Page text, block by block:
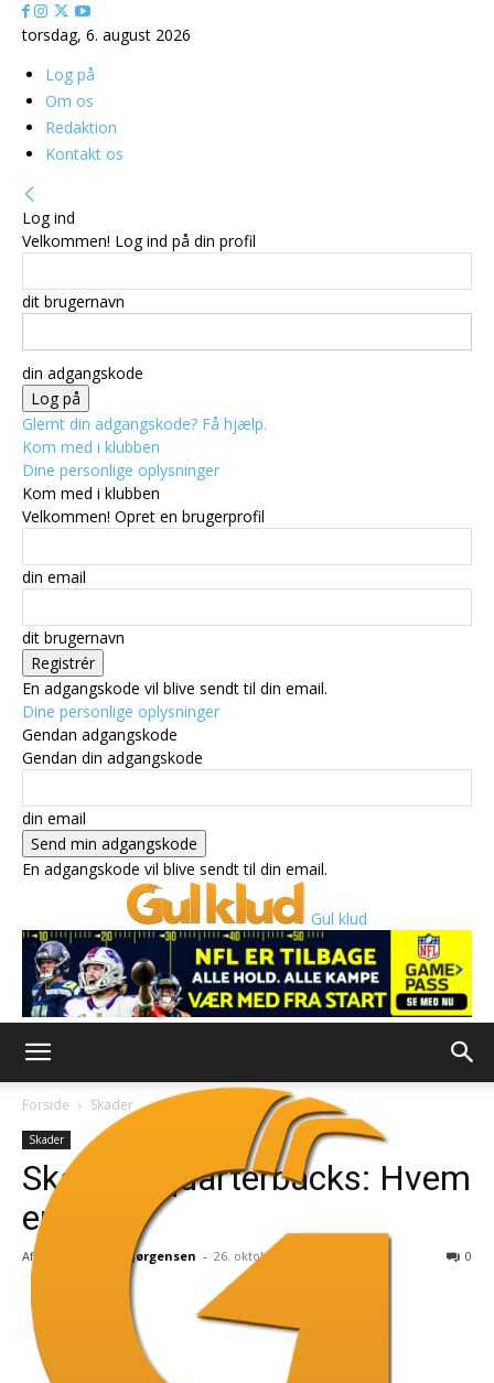
torsdag, 6. august 2026
Log på
Om os
Redaktion
Kontakt os
Log ind
Velkommen! Log ind på din profil
dit brugernavn
din adgangskode
Glemt din adgangskode? Få hjælp.
Kom med i klubben
Dine personlige oplysninger
Kom med i klubben
Velkommen! Opret en brugerprofil
din email
dit brugernavn
En adgangskode vil blive sendt til din email.
Dine personlige oplysninger
Gendan adgangskode
Gendan din adgangskode
din email
En adgangskode vil blive sendt til din email.
Gul klud
Forside Skader
Skader
Skadede quarterbacks: Hvem
er ude?
Af Nicholas Isak Jørgensen - 26. oktober 2025 0